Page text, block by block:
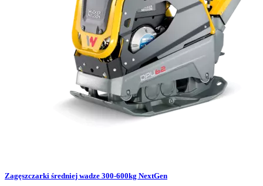
Zagęszczarki średniej wadze 300-600kg NextGen